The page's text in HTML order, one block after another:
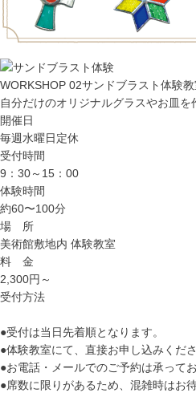
WORKSHOP 02サンドブラスト体験教
自分だけのオリジナルグラスやお皿
開催日
毎週水曜日定休
受付時間
9：30～15：00
体験時間
約60〜100分
場 所
美術館敷地内 体験教室
料 金
2,300円～
受付方法
●受付は当日先着順となります。
●体験教室にて、直接お申し込みくださ
●お電話・メールでのご予約は承ってお
●席数に限りがあるため、混雑時はお